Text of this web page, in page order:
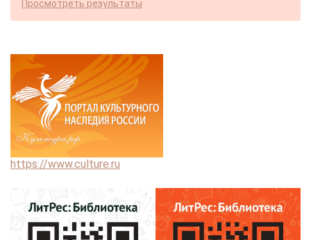
Просмотреть результаты
https://www.culture.ru